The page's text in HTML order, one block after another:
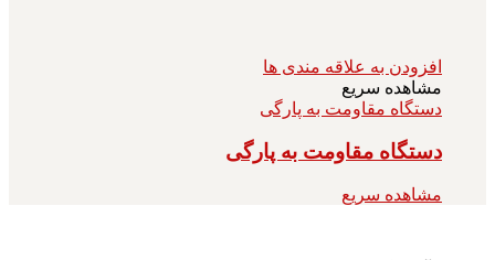
افزودن به علاقه مندی ها
مشاهده سریع
دستگاه مقاومت به پارگی
دستگاه مقاومت به پارگی
مشاهده سریع